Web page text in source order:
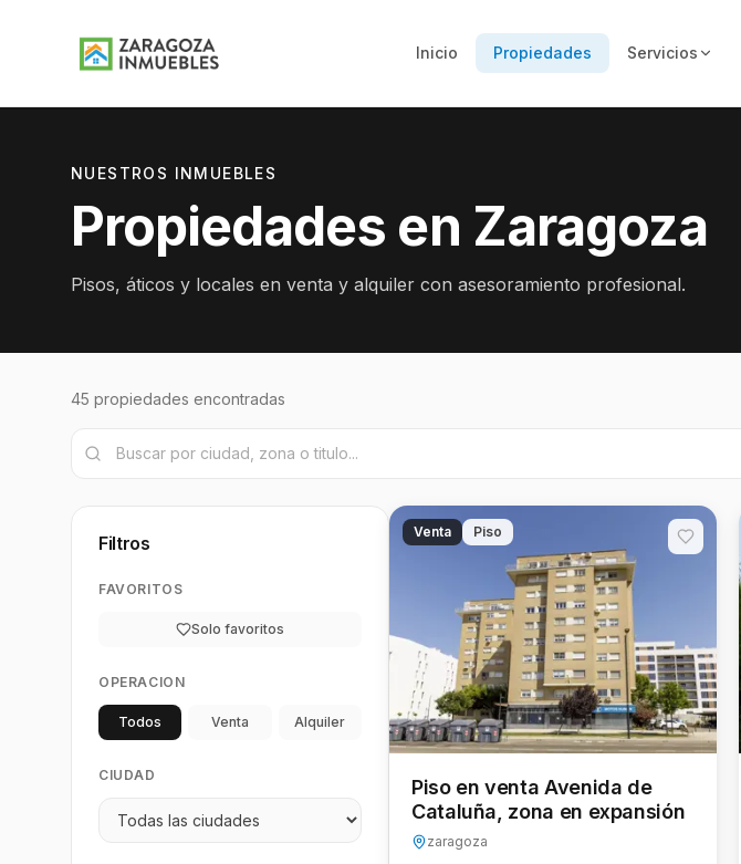
Inicio Propiedades Servicios
NUESTROS INMUEBLES
Propiedades en Zaragoza
Pisos, áticos y locales en venta y alquiler con asesoramiento profesional.
45 propiedades encontradas
Filtros
FAVORITOS
Solo favoritos
OPERACION
Todos Venta Alquiler
CIUDAD
Venta Piso
Piso en venta Avenida de
Cataluña, zona en expansión
zaragoza